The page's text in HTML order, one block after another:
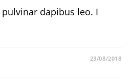
dapibus leo. I
23/08/2018